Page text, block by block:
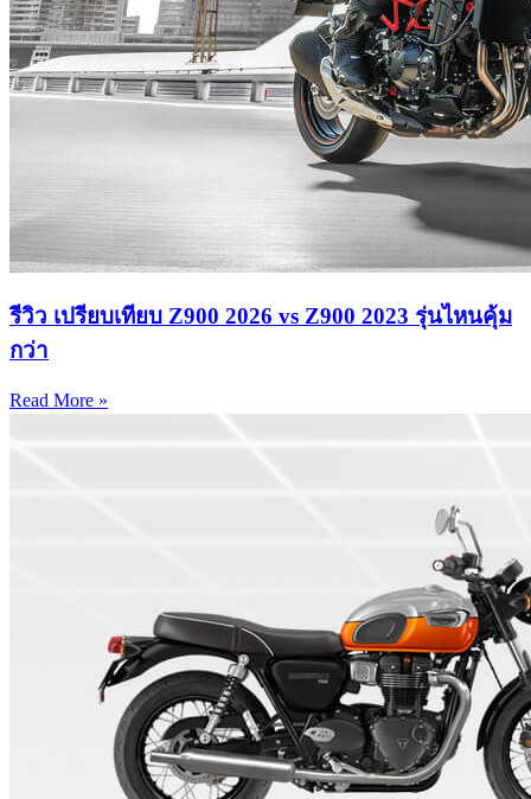
รีวิว เปรียบเทียบ Z900 2026 vs Z900 2023 รุ่นไหนคุ้ม
กว่า
Read More »